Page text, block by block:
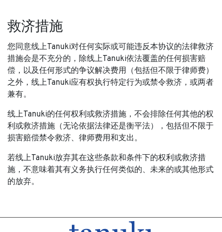
救济措施
您同意线上Tanuki对任何实际或可能违反本协议的法律救济
措施会是不充分的，除线上Tanuki依法覆盖的任何损害赔
偿，以及任何形式的争议解决费用（包括但不限于律师费）
之外，线上Tanuki应有权执行特定行为或禁令救济，或两者
兼有。
线上Tanuki的任何权利或救济措施，不会排除任何其他的权
利或救济措施（无论依据法律还是衡平法），包括但不限于
损害赔偿禁令救济、律师费用和支出。
若线上Tanuki放弃其在这些条款和条件下的权利或救济措
施，不意味着其有义务执行任何类似的、未来的或其他形式
的放弃。